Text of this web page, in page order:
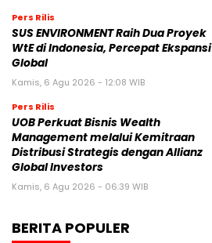
Pers Rilis
SUS ENVIRONMENT Raih Dua Proyek
WtE di Indonesia, Percepat Ekspansi
Global
Kamis, 6 Agu 2026 - 12:08 WIB
Pers Rilis
UOB Perkuat Bisnis Wealth
Management melalui Kemitraan
Distribusi Strategis dengan Allianz
Global Investors
Kamis, 6 Agu 2026 - 06:39 WIB
BERITA POPULER